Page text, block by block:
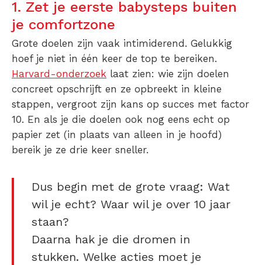
1. Zet je eerste babysteps buiten
je comfortzone
Grote doelen zijn vaak intimiderend. Gelukkig
hoef je niet in één keer de top te bereiken.
Harvard-onderzoek laat zien: wie zijn doelen
concreet opschrijft en ze opbreekt in kleine
stappen, vergroot zijn kans op succes met factor
10. En als je die doelen ook nog eens echt op
papier zet (in plaats van alleen in je hoofd)
bereik je ze drie keer sneller.
Dus begin met de grote vraag: Wat
wil je echt? Waar wil je over 10 jaar
staan?
Daarna hak je die dromen in
stukken. Welke acties moet je